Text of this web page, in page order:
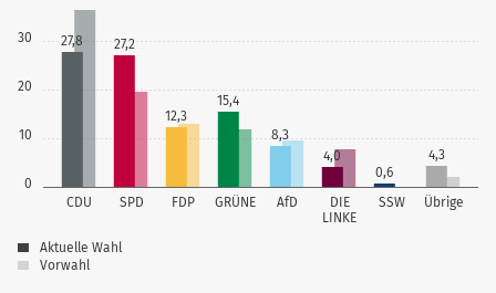
0
10
20
30
CDU SPD FDP GRÜNE AfD
DIE
LINKE
SSW Übrige
27,8 27,2
12,3
15,4
8,3
4,0
0,6
4,3
Aktuelle Wahl
Vorwahl